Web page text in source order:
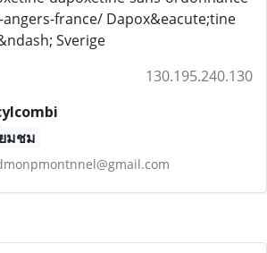
france/ Dapox&eacute;tine
Sverige
130.195.240.130
มชม